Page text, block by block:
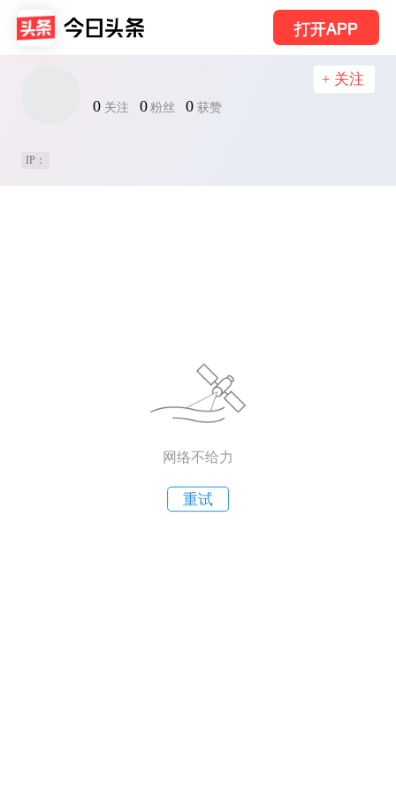
打开APP
0 关注 0 粉丝 0 获赞
+ 关注
IP：
网络不给力
重试